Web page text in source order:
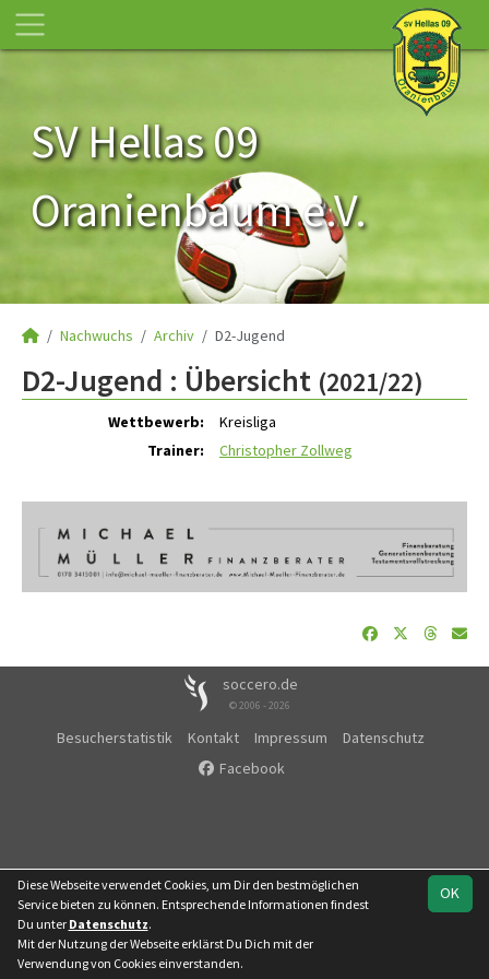
SV Hellas 09
Oranienbaum e.V.
Nachwuchs Archiv D2-Jugend
Team Kreisliga
D2-Jugend : Übersicht (2021/22)
Wettbewerb:
Kreisliga
Trainer:
Christopher Zollweg
soccero.de
© 2006 - 2026
Besucherstatistik Kontakt Impressum
Datenschutz
Facebook
OK
Diese Webseite verwendet Cookies, um Dir den bestmöglichen
Service bieten zu können. Entsprechende Informationen findest
Du unter Datenschutz.
Mit der Nutzung der Webseite erklärst Du Dich mit der
Verwendung von Cookies einverstanden.